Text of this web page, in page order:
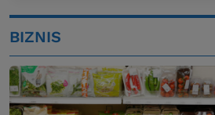
BIZNIS